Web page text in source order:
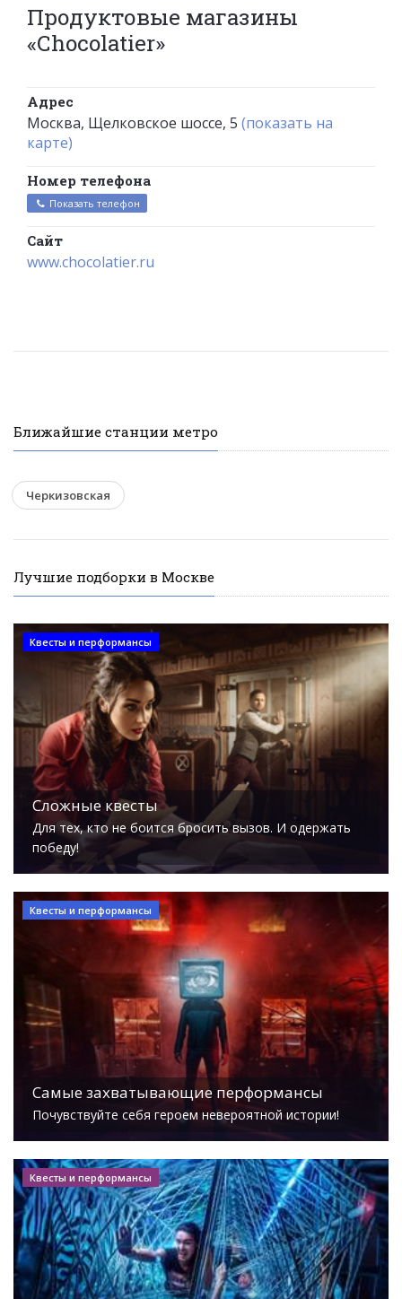
Продуктовые магазины
«Сhocolatier»
Адрес
Москва, Щелковское шоссе, 5 (показать на
карте)
Номер телефона
Показать телефон
Сайт
www.chocolatier.ru
Ближайшие станции метро
Черкизовская
Лучшие подборки в Москве
Квесты и перформансы
Сложные квесты
Для тех, кто не боится бросить вызов. И одержать
победу!
Квесты и перформансы
Самые захватывающие перформансы
Почувствуйте себя героем невероятной истории!
Квесты и перформансы